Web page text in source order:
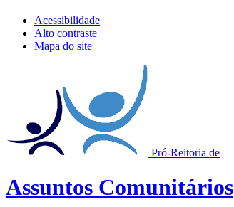
Acessibilidade
Alto contraste
Mapa do site
Pró-Reitoria de
Assuntos Comunitários